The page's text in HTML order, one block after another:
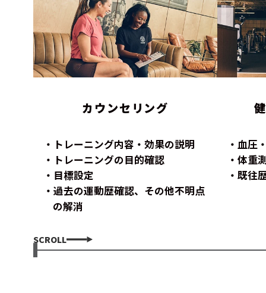
カウンセリング
トレーニング内容・効果の説明
トレーニングの目的確認
目標設定
過去の運動歴確認、その他不明点
の解消
血圧
体重
既往
SCROLL